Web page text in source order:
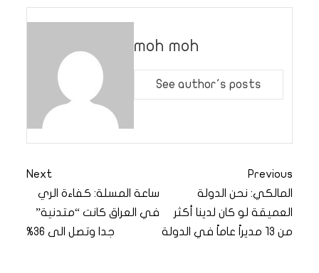
moh moh
See author's posts
Previous
المالكي: نحن الدولة
العميقة لو كان لدينا أكثر
من 13 مديراً عاماً في الدولة
Next
ساعة المسلة: كفاءة الري
في العراق كانت “متدنية”
جدا وتصل الى 36%